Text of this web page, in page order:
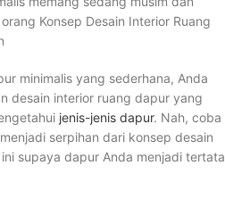
minimalis yang sederhana, Anda
desain interior ruang dapur yang
jenis-jenis dapur. Nah, coba
serpihan dari konsep desain
supaya dapur Anda menjadi tertata